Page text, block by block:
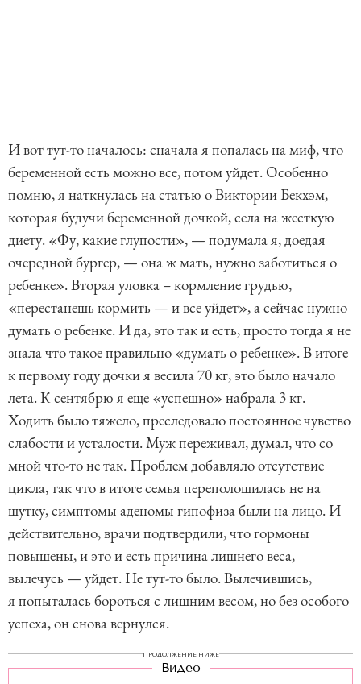
И вот тут-то началось: сначала я попалась на миф, что
беременной есть можно все, потом уйдет. Особенно
помню, я наткнулась на статью о Виктории Бекхэм,
которая будучи беременной дочкой, села на жесткую
диету. «Фу, какие глупости», — подумала я, доедая
очередной бургер, — она ж мать, нужно заботиться о
ребенке». Вторая уловка – кормление грудью,
«перестанешь кормить — и все уйдет», а сейчас нужно
думать о ребенке. И да, это так и есть, просто тогда я не
знала что такое правильно «думать о ребенке». В итоге
к первому году дочки я весила 70 кг, это было начало
лета. К сентябрю я еще «успешно» набрала 3 кг.
Ходить было тяжело, преследовало постоянное чувство
слабости и усталости. Муж переживал, думал, что со
мной что-то не так. Проблем добавляло отсутствие
цикла, так что в итоге семья переполошилась не на
шутку, симптомы аденомы гипофиза были на лицо. И
действительно, врачи подтвердили, что гормоны
повышены, и это и есть причина лишнего веса,
вылечусь — уйдет. Не тут-то было. Вылечившись,
я попыталась бороться с лишним весом, но без особого
успеха, он снова вернулся.
ПРОДОЛЖЕНИЕ НИЖЕ
Видео